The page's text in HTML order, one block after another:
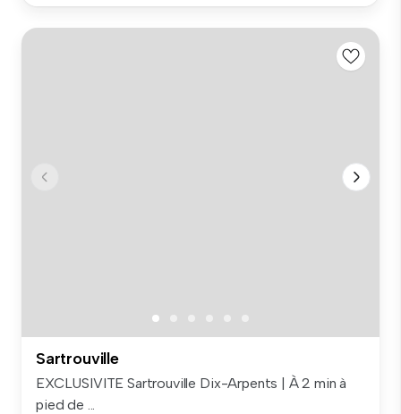
Sartrouville
EXCLUSIVITE Sartrouville Dix-Arpents | À 2 min à
pied de ...